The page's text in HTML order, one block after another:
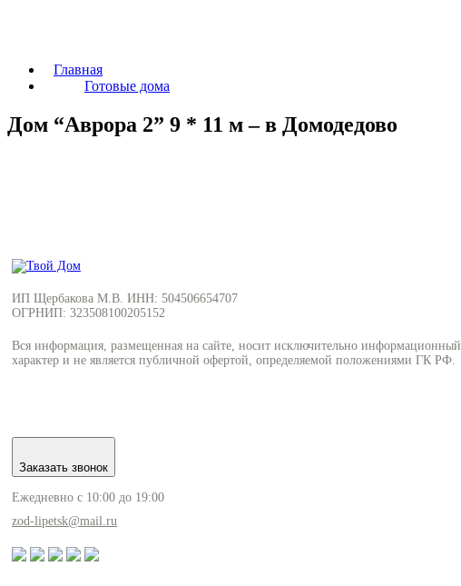
Главная
Готовые дома
Дом “Аврора 2” 9 * 11 м – в Домодедово
ИП Щербакова М.В. ИНН: 504506654707
ОГРНИП: 323508100205152
Вся информация, размещенная на сайте, носит исключительно информационный
характер и не является публичной офертой, определяемой положениями ГК РФ.
Заказать звонок
Ежедневно с 10:00 до 19:00
zod-lipetsk@mail.ru